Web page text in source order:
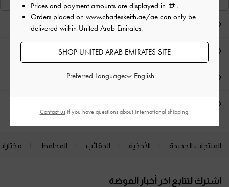
تفاصيل المنتج وتعليمات العناية
العروض الحصرية
المنتجات الجديدة الأحذية الحقائب المحافظ
اشترك لتتابع آخر أخبار الموضة
Prices and payment amounts are displayed in
.
Orders placed on www.charleskeith.ae/ae can only be
delivered within United Arab Emirates.
SHOP UNITED ARAB EMIRATES SITE
Preferred Language:
Contact usif you have questions about international shipping.